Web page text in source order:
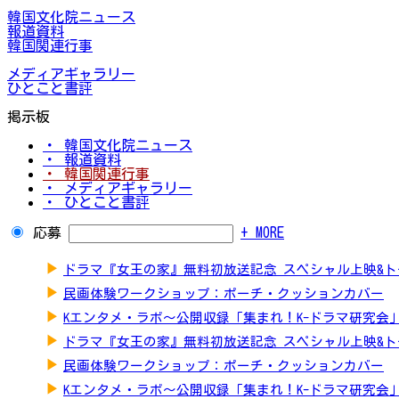
韓国文化院ニュース
報道資料
韓国関連行事
メディアギャラリー
ひとこと書評
掲示板
・ 韓国文化院ニュース
・ 報道資料
・ 韓国関連行事
・ メディアギャラリー
・ ひとこと書評
応募 + MORE
▶ ドラマ『女王の家』無料初放送記念 スペシャル上映&
▶ 民画体験ワークショップ：ポーチ・クッションカバー
▶ Kエンタメ・ラボ～公開収録「集まれ！K-ドラマ研究会」
▶ ドラマ『女王の家』無料初放送記念 スペシャル上映&
▶ 民画体験ワークショップ：ポーチ・クッションカバー
▶ Kエンタメ・ラボ～公開収録「集まれ！K-ドラマ研究会」